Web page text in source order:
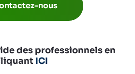
nous
des professionnels en
ICI